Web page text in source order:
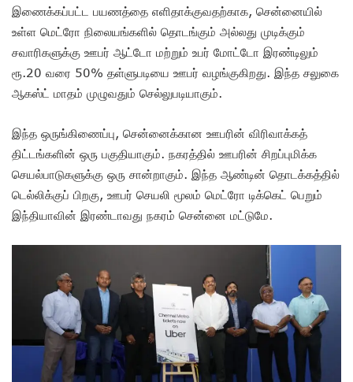
இணைக்கப்பட்ட பயணத்தை எளிதாக்குவதற்காக, சென்னையில்
உள்ள மெட்ரோ நிலையங்களில் தொடங்கும் அல்லது முடிக்கும்
சவாரிகளுக்கு ஊபர் ஆட்டோ மற்றும் உபர் மோட்டோ இரண்டிலும்
ரூ.20 வரை 50% தள்ளுபடியை ஊபர் வழங்குகிறது. இந்த சலுகை
ஆகஸ்ட் மாதம் முழுவதும் செல்லுபடியாகும்.
இந்த ஒருங்கிணைப்பு, சென்னைக்கான ஊபரின் விரிவாக்கத்
திட்டங்களின் ஒரு பகுதியாகும். நகரத்தில் ஊபரின் சிறப்புமிக்க
செயல்பாடுகளுக்கு ஒரு சான்றாகும். இந்த ஆண்டின் தொடக்கத்தில்
டெல்லிக்குப் பிறகு, ஊபர் செயலி மூலம் மெட்ரோ டிக்கெட் பெறும்
இந்தியாவின் இரண்டாவது நகரம் சென்னை மட்டுமே.